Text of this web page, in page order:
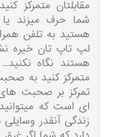
مقابلتان متمرکز
شما حرف میزند
هستید به تلفن
لپ تاپ تان خیره
هستند نگاه
متمرکز کنید به
تمرکز بر صحبت
ای است که
زندگی آنقدر